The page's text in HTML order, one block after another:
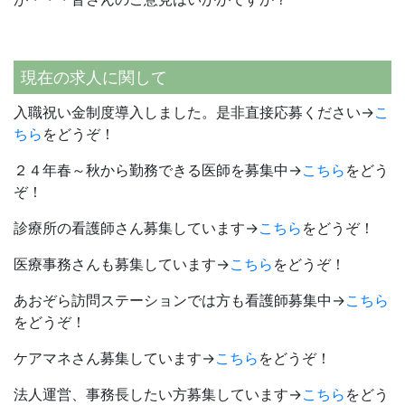
現在の求人に関して
入職祝い金制度導入しました。是非直接応募ください→こ
ちら をどうぞ！
２４年春～秋から勤務できる医師を募集中→こちら をどう
ぞ！
診療所の看護師さん募集しています→こちら をどうぞ！
医療事務さんも募集しています→こちら をどうぞ！
あおぞら訪問ステーションでは方も看護師募集中→こちら
をどうぞ！
ケアマネさん募集しています→こちら をどうぞ！
法人運営、事務長したい方募集しています→こちら をどう